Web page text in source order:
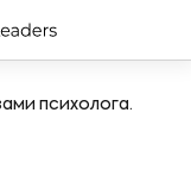
психолога.